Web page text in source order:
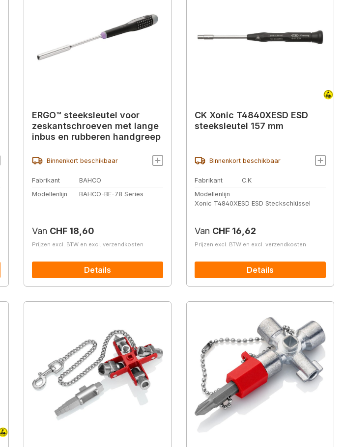
ERGO™ steeksleutel voor
zeskantschroeven met lange
inbus en rubberen handgreep
Binnenkort beschikbaar
Fabrikant
BAHCO
Modellenlijn
BAHCO-BE-78 Series
Normale prijs:
Van CHF 18,60
Prijzen excl. BTW en excl. verzendkosten
Details
CK Xonic T4840XESD ESD
steeksleutel 157 mm
Binnenkort beschikbaar
Fabrikant
C.K
Modellenlijn
Xonic T4840XESD ESD Steckschlüssel
Normale prijs:
Van CHF 16,62
Prijzen excl. BTW en excl. verzendkosten
Details